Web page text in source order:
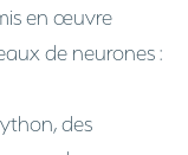
en œuvre
de neurones :
des